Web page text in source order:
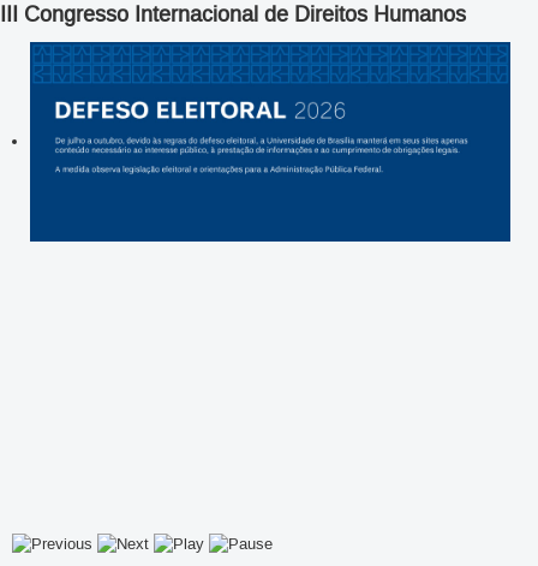
III Congresso Internacional de Direitos Humanos